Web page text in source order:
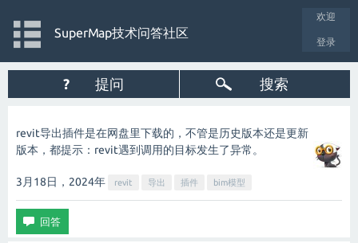
欢迎
登录
SuperMap技术问答社区
? 提问 搜索
revit导出插件是在网盘里下载的，不管是历史版本还是更新
版本，都提示：revit遇到调用的目标发生了异常。
3月18日，2024年 revit 导出 插件 bim模型